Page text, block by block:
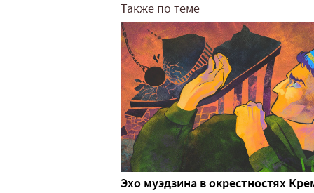
Также по теме
Эхо муэдзина в окрестностях